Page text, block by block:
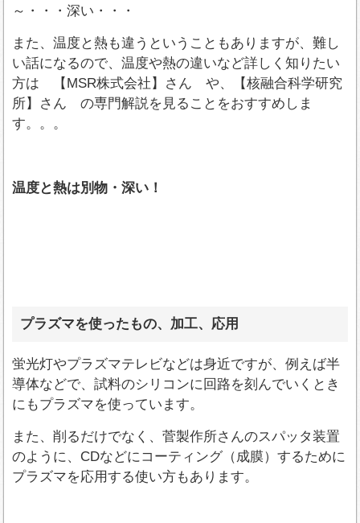
～・・・深い・・・
また、温度と熱も違うということもありますが、難し
い話になるので、温度や熱の違いなど詳しく知りたい
方は 【MSR株式会社】さん や、【核融合科学研究
所】さん の専門解説を見ることをおすすめしま
す。。。
温度と熱は別物・深い！
プラズマを使ったもの、加工、応用
蛍光灯やプラズマテレビなどは身近ですが、例えば半
導体などで、試料のシリコンに回路を刻んでいくとき
にもプラズマを使っています。
また、削るだけでなく、菅製作所さんのスパッタ装置
のように、CDなどにコーティング（成膜）するために
プラズマを応用する使い方もあります。